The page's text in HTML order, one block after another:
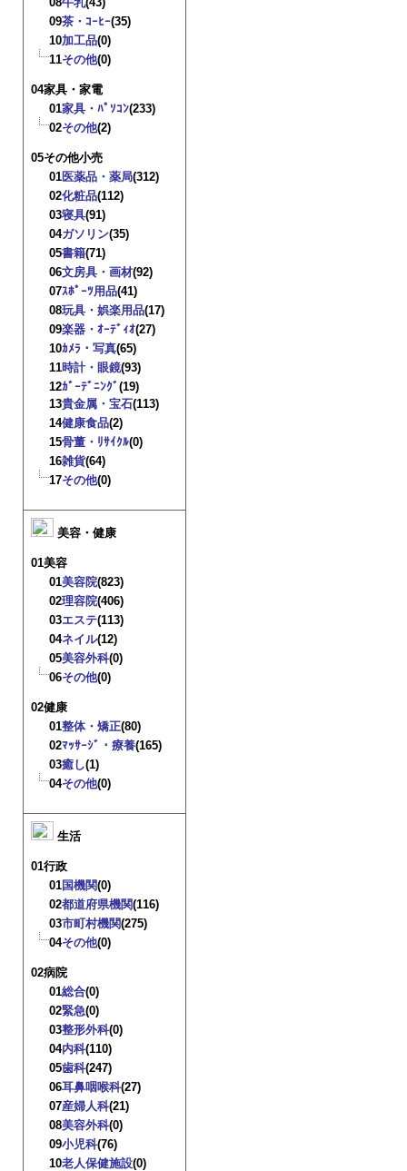
09茶・ｺｰﾋｰ(35)
10加工品(0)
11その他(0)
04家具・家電
01家具・ﾊﾟｿｺﾝ(233)
02その他(2)
05その他小売
01医薬品・薬局(312)
02化粧品(112)
03寝具(91)
04ガソリン(35)
05書籍(71)
06文房具・画材(92)
07ｽﾎﾟｰﾂ用品(41)
08玩具・娯楽用品(17)
09楽器・ｵｰﾃﾞｨｵ(27)
10ｶﾒﾗ・写真(65)
11時計・眼鏡(93)
12ｶﾞｰﾃﾞﾆﾝｸﾞ(19)
13貴金属・宝石(113)
14健康食品(2)
15骨董・ﾘｻｲｸﾙ(0)
16雑貨(64)
17その他(0)
美容・健康
01美容
01美容院(823)
02理容院(406)
03エステ(113)
04ネイル(12)
05美容外科(0)
06その他(0)
02健康
01整体・矯正(80)
02ﾏｯｻｰｼﾞ・療養(165)
03癒し(1)
04その他(0)
生活
01行政
01国機関(0)
02都道府県機関(116)
03市町村機関(275)
04その他(0)
02病院
01総合(0)
02緊急(0)
03整形外科(0)
04内科(110)
05歯科(247)
06耳鼻咽喉科(27)
07産婦人科(21)
08美容外科(0)
09小児科(76)
10老人保健施設(0)